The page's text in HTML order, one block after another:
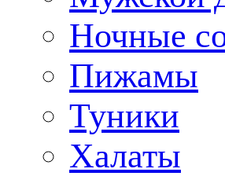
Ночные
Пижамы
Туники
Халаты